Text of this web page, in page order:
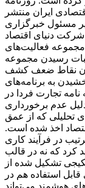
ایران منتشر
مسئول خبرگزاری
شرکت دنیای اقتصاد
مجموعه فعالیت‌های
ثبات رسیدن مجموعه
نقاط ضعف کشف
به برنامه‌های
تجارت فردا در
بدلیل عدم برخورداری
تحلیلی که از عمق
اخذ شده است.
در فرآیند کاری
کرد که نه در قالب
تشکیل شده از
استفاده هم در